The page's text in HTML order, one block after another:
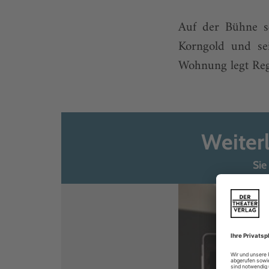
Auf der Bühne
Korngold und
Wohnung legt